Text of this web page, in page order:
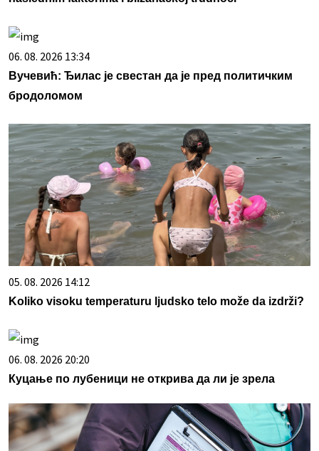
06. 08. 2026 13:34
Вучевић: Ђилас је свестан да је пред политичким
бродоломом
05. 08. 2026 14:12
Koliko visoku temperaturu ljudsko telo može da izdrži?
06. 08. 2026 20:20
Куцање по лубеници не открива да ли је зрела